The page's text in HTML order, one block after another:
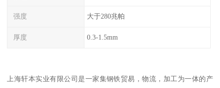
强度 大于280兆帕
厚度 0.3-1.5mm
上海轩本实业有限公司是一家集钢铁贸易，物流，加工为一体的产